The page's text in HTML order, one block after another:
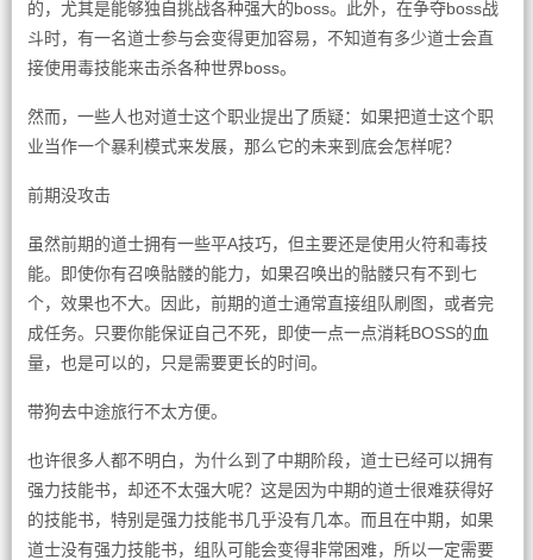
的，尤其是能够独自挑战各种强大的boss。此外，在争夺boss战
斗时，有一名道士参与会变得更加容易，不知道有多少道士会直
接使用毒技能来击杀各种世界boss。
然而，一些人也对道士这个职业提出了质疑：如果把道士这个职
业当作一个暴利模式来发展，那么它的未来到底会怎样呢？
前期没攻击
虽然前期的道士拥有一些平A技巧，但主要还是使用火符和毒技
能。即使你有召唤骷髅的能力，如果召唤出的骷髅只有不到七
个，效果也不大。因此，前期的道士通常直接组队刷图，或者完
成任务。只要你能保证自己不死，即使一点一点消耗BOSS的血
量，也是可以的，只是需要更长的时间。
带狗去中途旅行不太方便。
也许很多人都不明白，为什么到了中期阶段，道士已经可以拥有
强力技能书，却还不太强大呢？这是因为中期的道士很难获得好
的技能书，特别是强力技能书几乎没有几本。而且在中期，如果
道士没有强力技能书，组队可能会变得非常困难，所以一定需要